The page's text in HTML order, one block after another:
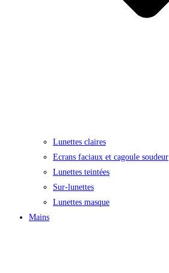
Lunettes claires
Ecrans faciaux et cagoule soudeur
Lunettes teintées
Sur-lunettes
Lunettes masque
Mains